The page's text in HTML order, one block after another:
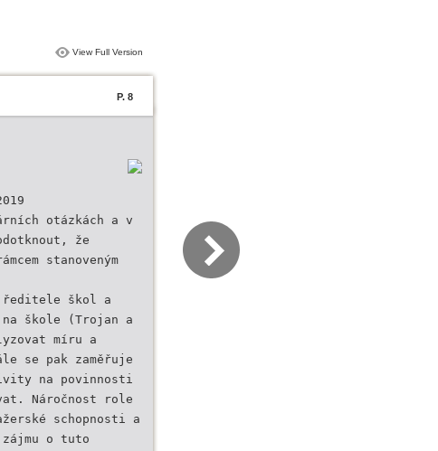
View Full Version
P. 8
otázkách a v
že
stanoveným
ředitele škol a
na škole (Trojan a
míru a
se pak zaměřuje
na povinnosti
Náročnost role
schopnosti a
o tuto